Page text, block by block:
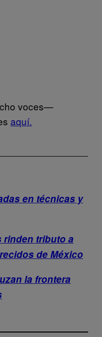
voces—
aquí.
en técnicas y
tributo a
de México
la frontera